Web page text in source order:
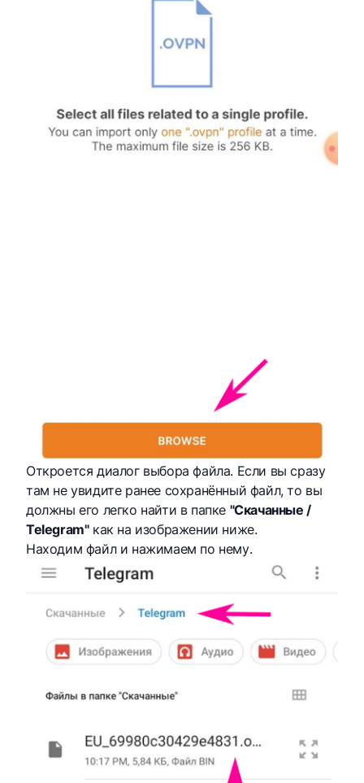
Откроется диалог выбора файла. Если вы сразу
там не увидите ранее сохранённый файл, то вы
должны его легко найти в папке "Скачанные /
Telegram"как на изображении ниже.
Находим файл и нажимаем по нему.